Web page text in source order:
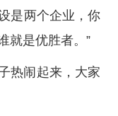
是两个企业，你
就是优胜者。”
热闹起来，大家